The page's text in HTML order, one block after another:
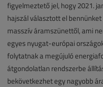
figyelmeztető jel, hogy 2021.
hajszál választott el
masszív áramszünettől, ami
egyes nyugat-európai
folytatnak a megújuló
átgondolatlan rendszerbe
bekövetkezhet egy nagyobb